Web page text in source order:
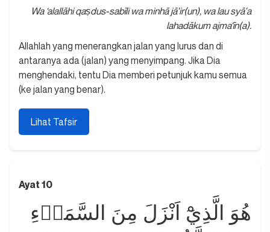
Wa ‘alallāhi qaṣdus-sabīli wa minhā jā'ir(un), wa lau syā'a
lahadākum ajma‘īn(a).
Allahlah yang menerangkan jalan yang lurus dan di
antaranya ada (jalan) yang menyimpang. Jika Dia
menghendaki, tentu Dia memberi petunjuk kamu semua
(ke jalan yang benar).
Lihat Tafsir
Ayat 10
هُوَ الَّذِيْٓ اَنْزَلَ مِنَ السَّمَاۤءِ